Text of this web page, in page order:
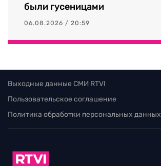
были гусеницами
06.08.2026 / 20:59
Выходные данные СМИ RTVI
Пользовательское соглашение
Политика обработки персональных данных